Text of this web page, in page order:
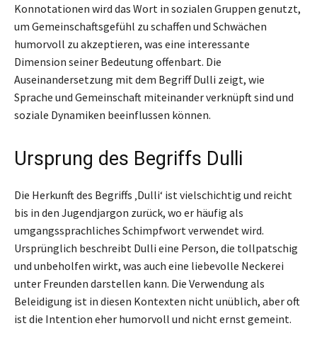
Konnotationen wird das Wort in sozialen Gruppen genutzt,
um Gemeinschaftsgefühl zu schaffen und Schwächen
humorvoll zu akzeptieren, was eine interessante
Dimension seiner Bedeutung offenbart. Die
Auseinandersetzung mit dem Begriff Dulli zeigt, wie
Sprache und Gemeinschaft miteinander verknüpft sind und
soziale Dynamiken beeinflussen können.
Ursprung des Begriffs Dulli
Die Herkunft des Begriffs ‚Dulli‘ ist vielschichtig und reicht
bis in den Jugendjargon zurück, wo er häufig als
umgangssprachliches Schimpfwort verwendet wird.
Ursprünglich beschreibt Dulli eine Person, die tollpatschig
und unbeholfen wirkt, was auch eine liebevolle Neckerei
unter Freunden darstellen kann. Die Verwendung als
Beleidigung ist in diesen Kontexten nicht unüblich, aber oft
ist die Intention eher humorvoll und nicht ernst gemeint.